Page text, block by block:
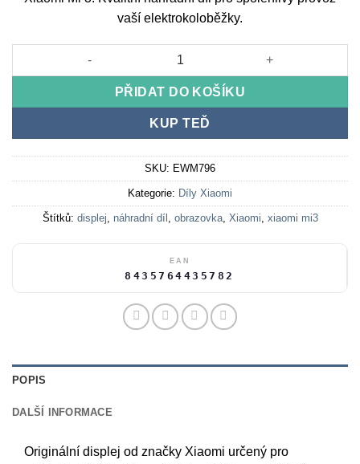
vaší elektrokoloběžky.
Display Xiaomi Mi3 [Original] množství
PŘIDAT DO KOŠÍKU
KUP TEĎ
SKU: EWM796
Kategorie: Díly Xiaomi
Štítků: displej, náhradní díl , obrazovka, Xiaomi, xiaomi mi3
EAN
8435764435782
POPIS
DALŠÍ INFORMACE
Originální displej od značky Xiaomi určený pro